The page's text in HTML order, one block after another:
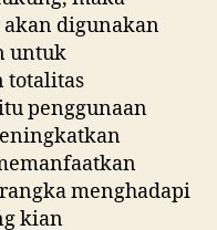
digunakan
untuk
totalitas
penggunaan
menghadapi
kian